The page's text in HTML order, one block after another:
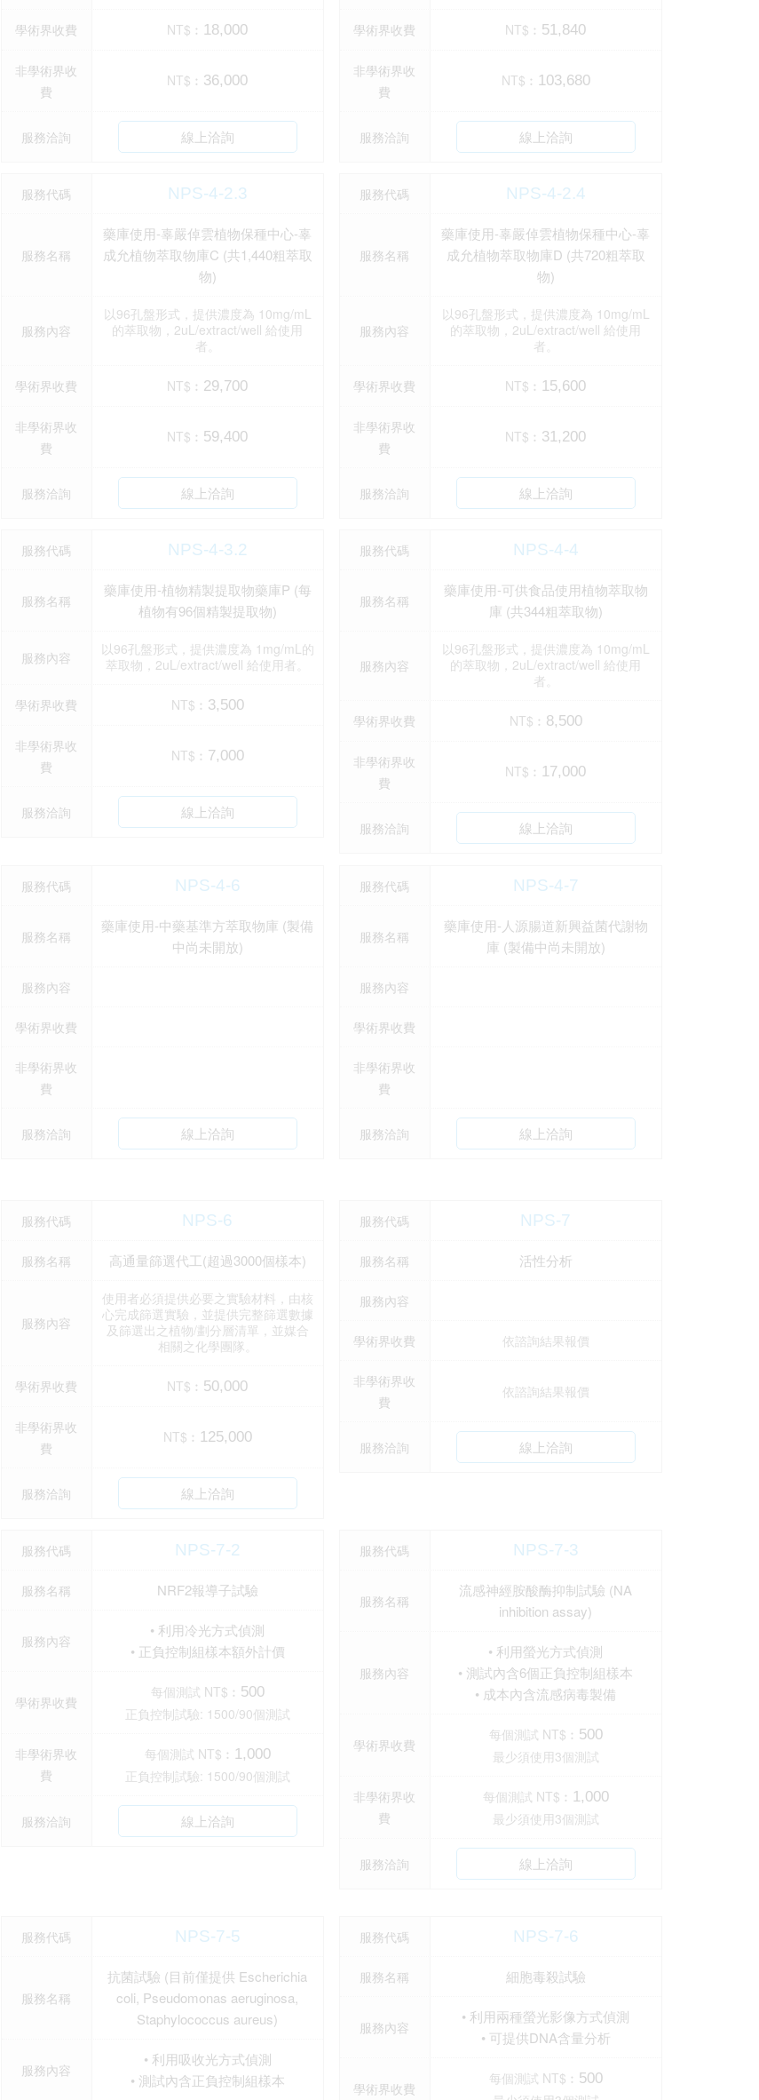
學術界收費 NT$︰ 18,000
非學術界收
費
NT$︰ 36,000
服務洽詢 線上洽詢
學術界收費 NT$︰ 51,840
非學術界收
費
NT$︰ 103,680
服務洽詢 線上洽詢
服務代碼 NPS-4-2.3
服務名稱
藥庫使用-辜嚴倬雲植物保種中心-辜
成允植物萃取物庫C (共1,440粗萃取
物)
服務內容
以96孔盤形式，提供濃度為 10mg/mL
的萃取物，2uL/extract/well 給使用
者。
學術界收費 NT$︰ 29,700
非學術界收
費
NT$︰ 59,400
服務洽詢 線上洽詢
服務代碼 NPS-4-2.4
服務名稱
藥庫使用-辜嚴倬雲植物保種中心-辜
成允植物萃取物庫D (共720粗萃取
物)
服務內容
以96孔盤形式，提供濃度為 10mg/mL
的萃取物，2uL/extract/well 給使用
者。
學術界收費 NT$︰ 15,600
非學術界收
費
NT$︰ 31,200
服務洽詢 線上洽詢
服務代碼 NPS-4-3.2
服務名稱
藥庫使用-植物精製提取物藥庫P (每
植物有96個精製提取物)
服務內容
以96孔盤形式，提供濃度為 1mg/mL的
萃取物，2uL/extract/well 給使用者。
學術界收費 NT$︰ 3,500
非學術界收
費
NT$︰ 7,000
服務洽詢 線上洽詢
服務代碼 NPS-4-4
服務名稱
藥庫使用-可供食品使用植物萃取物
庫 (共344粗萃取物)
服務內容
以96孔盤形式，提供濃度為 10mg/mL
的萃取物，2uL/extract/well 給使用
者。
學術界收費 NT$︰ 8,500
非學術界收
費
NT$︰ 17,000
服務洽詢 線上洽詢
服務代碼 NPS-4-6
服務名稱
藥庫使用-中藥基準方萃取物庫 (製備
中尚未開放)
服務內容
學術界收費
非學術界收
費
服務洽詢 線上洽詢
服務代碼 NPS-4-7
服務名稱
藥庫使用-人源腸道新興益菌代謝物
庫 (製備中尚未開放)
服務內容
學術界收費
非學術界收
費
服務洽詢 線上洽詢
服務代碼 NPS-6
服務名稱 高通量篩選代工(超過3000個樣本)
服務內容
使用者必須提供必要之實驗材料，由核
心完成篩選實驗，並提供完整篩選數據
及篩選出之植物/劃分層清單，並媒合
相關之化學團隊。
學術界收費 NT$︰ 50,000
非學術界收
費
NT$︰ 125,000
服務洽詢 線上洽詢
服務代碼 NPS-7
服務名稱 活性分析
服務內容
學術界收費 依諮詢結果報價
非學術界收
費
依諮詢結果報價
服務洽詢 線上洽詢
服務代碼 NPS-7-2
服務名稱 NRF2報導子試驗
服務內容
• 利用冷光方式偵測
• 正負控制組樣本額外計價
學術界收費
每個測試 NT$︰ 500
正負控制試驗: 1500/90個測試
非學術界收
費
每個測試 NT$︰ 1,000
正負控制試驗: 1500/90個測試
服務洽詢 線上洽詢
服務代碼 NPS-7-3
服務名稱
流感神經胺酸酶抑制試驗 (NA
inhibition assay)
服務內容
• 利用螢光方式偵測
• 測試內含6個正負控制組樣本
• 成本內含流感病毒製備
學術界收費
每個測試 NT$︰ 500
最少須使用3個測試
非學術界收
費
每個測試 NT$︰ 1,000
最少須使用3個測試
服務洽詢 線上洽詢
服務代碼 NPS-7-5
服務名稱
抗菌試驗 (目前僅提供 Escherichia
coli, Pseudomonas aeruginosa,
Staphylococcus aureus)
服務內容
• 利用吸收光方式偵測
• 測試內含正負控制組樣本
服務代碼 NPS-7-6
服務名稱 細胞毒殺試驗
服務內容
• 利用兩種螢光影像方式偵測
• 可提供DNA含量分析
學術界收費
每個測試 NT$︰ 500